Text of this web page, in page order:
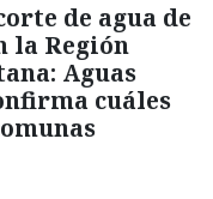
de agua de
la Región
Aguas
cuáles